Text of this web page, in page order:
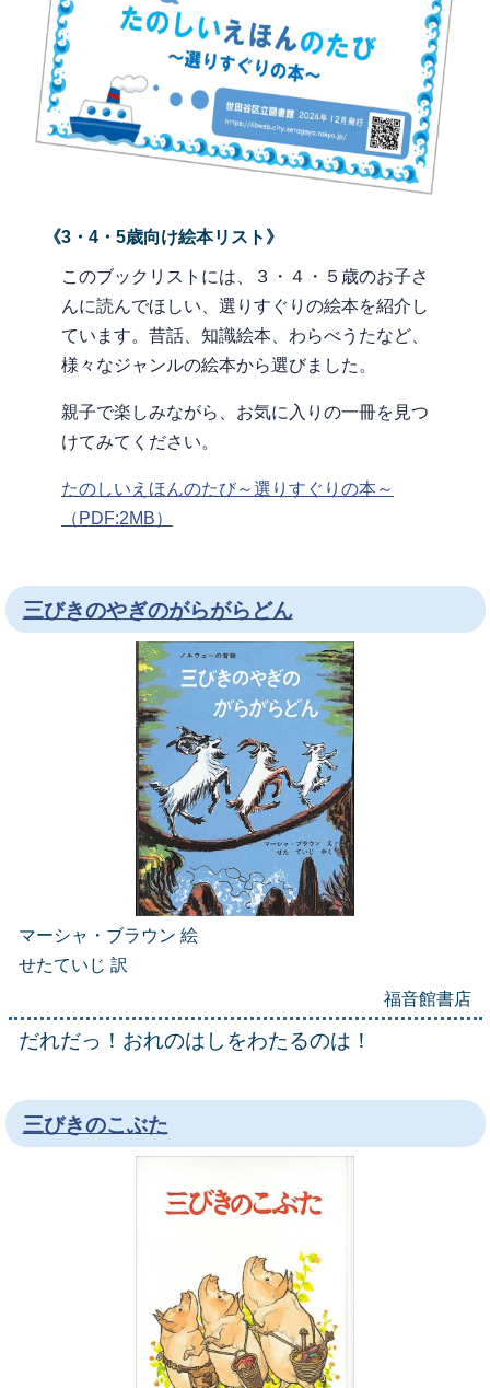
《3・4・5歳向け絵本リスト》
このブックリストには、３・４・５歳のお子さ
んに読んでほしい、選りすぐりの絵本を紹介し
ています。昔話、知識絵本、わらべうたなど、
様々なジャンルの絵本から選びました。
親子で楽しみながら、お気に入りの一冊を見つ
けてみてください。
たのしいえほんのたび～選りすぐりの本～
（PDF:2MB）
三びきのやぎのがらがらどん
マーシャ・ブラウン 絵
せたていじ 訳
福音館書店
だれだっ！おれのはしをわたるのは！
三びきのこぶた